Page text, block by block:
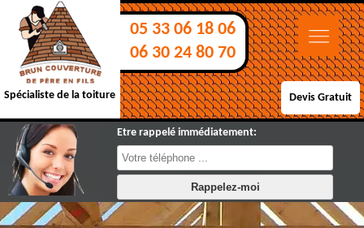
Spécialiste de la toiture
05 33 06 18 06
06 30 24 80 70
Devis Gratuit
Etre rappelé immédiatement: